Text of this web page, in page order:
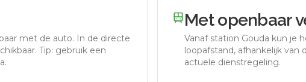
met de auto. In de directe
Tip: gebruik een
Met openbaar
Vanaf station Gouda kun je
loopafstand, afhankelijk van
actuele dienstregeling.